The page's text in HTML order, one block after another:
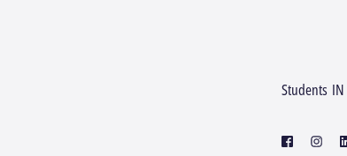
Students IN
facebook